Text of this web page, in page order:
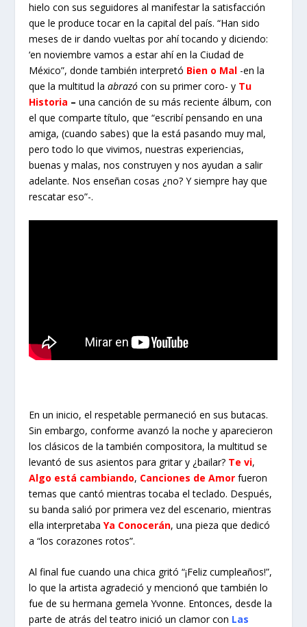
hielo con sus seguidores al manifestar la satisfacción
que le produce tocar en la capital del país. “Han sido
meses de ir dando vueltas por ahí tocando y diciendo:
‘en noviembre vamos a estar ahí en la Ciudad de
México”, donde también interpretó Bien o Mal -en la
que la multitud laabrazó con su primer coro- y Tu
Historia – una canción de su más reciente álbum, con
el que comparte título, que “escribí pensando en una
amiga, (cuando sabes) que la está pasando muy mal,
pero todo lo que vivimos, nuestras experiencias,
buenas y malas, nos construyen y nos ayudan a salir
adelante. Nos enseñan cosas ¿no? Y siempre hay que
rescatar eso”-.
En un inicio, el respetable permaneció en sus butacas.
Sin embargo, conforme avanzó la noche y aparecieron
los clásicos de la también compositora, la multitud se
levantó de sus asientos para gritar y ¿bailar? Te vi,
Algo está cambiando, Canciones de Amor fueron
temas que cantó mientras tocaba el teclado. Después,
su banda salió por primera vez del escenario, mientras
ella interpretabaYa Conocerán, una pieza que dedicó
a “los corazones rotos”.
Al final fue cuando una chica gritó “¡Feliz cumpleaños!”,
lo que la artista agradeció y mencionó que también lo
fue de su hermana gemela Yvonne. Entonces, desde la
parte de atrás del teatro inició un clamor con Las